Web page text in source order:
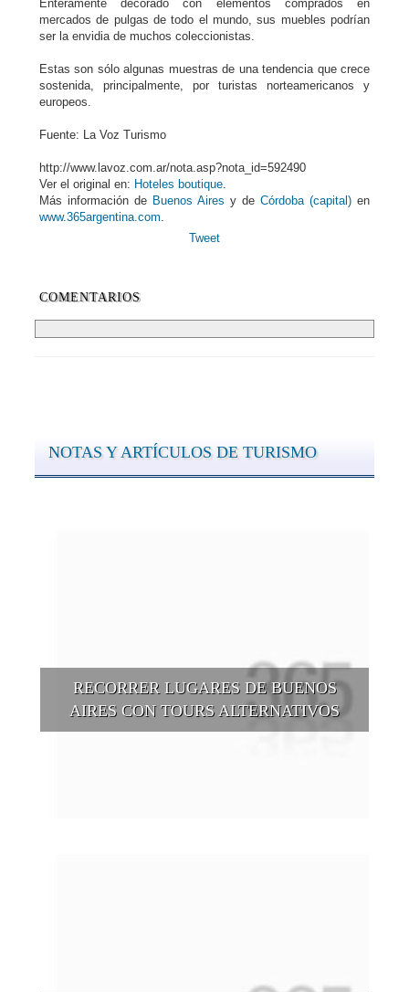
Enteramente decorado con elementos comprados en
mercados de pulgas de todo el mundo, sus muebles podrían
ser la envidia de muchos coleccionistas.
Estas son sólo algunas muestras de una tendencia que crece
sostenida, principalmente, por turistas norteamericanos y
europeos.
Fuente: La Voz Turismo
http://www.lavoz.com.ar/nota.asp?nota_id=592490
Ver el original en: Hoteles boutique.
Más información de Buenos Aires y de Córdoba (capital) en
www.365argentina.com.
Tweet
COMENTARIOS
NOTAS Y ARTÍCULOS DE TURISMO
RECORRER LUGARES DE BUENOS
AIRES CON TOURS ALTERNATIVOS